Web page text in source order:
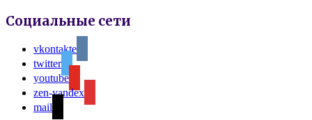
Социальные сети
vkontakte
twitter
youtube
zen-yandex
mail